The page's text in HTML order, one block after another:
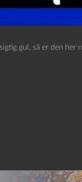
gul, så er den her